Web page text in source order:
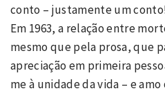
conto – justamente um
Em 1963, a relação entre
mesmo que pela prosa, que
apreciação em primeira
me à unidade da vida – e